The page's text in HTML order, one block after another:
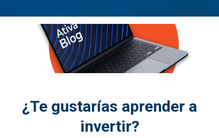
¿Te gustarías aprender a
invertir?